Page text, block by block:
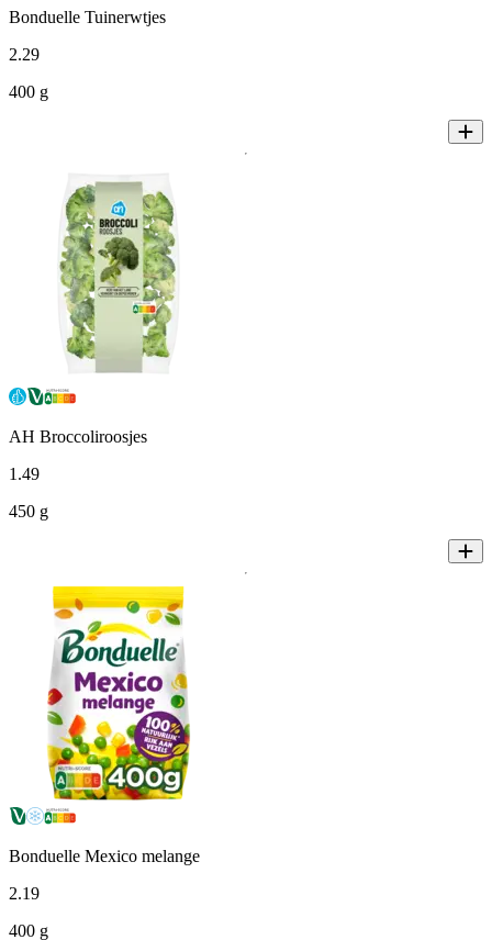
Bonduelle Tuinerwtjes
2.29
400 g
AH Broccoliroosjes
1 .49
450 g
Bonduelle Mexico melange
2.19
400 g